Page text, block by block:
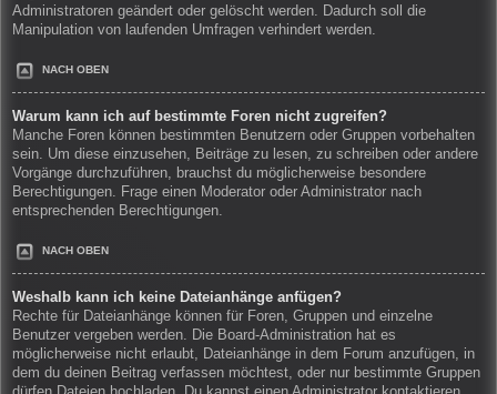
Administratoren geändert oder gelöscht werden. Dadurch soll die
Manipulation von laufenden Umfragen verhindert werden.
NACH OBEN
Warum kann ich auf bestimmte Foren nicht zugreifen?
Manche Foren können bestimmten Benutzern oder Gruppen vorbehalten
sein. Um diese einzusehen, Beiträge zu lesen, zu schreiben oder andere
Vorgänge durchzuführen, brauchst du möglicherweise besondere
Berechtigungen. Frage einen Moderator oder Administrator nach
entsprechenden Berechtigungen.
NACH OBEN
Weshalb kann ich keine Dateianhänge anfügen?
Rechte für Dateianhänge können für Foren, Gruppen und einzelne
Benutzer vergeben werden. Die Board-Administration hat es
möglicherweise nicht erlaubt, Dateianhänge in dem Forum anzufügen, in
dem du deinen Beitrag verfassen möchtest, oder nur bestimmte Gruppen